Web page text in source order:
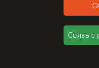
Связь с